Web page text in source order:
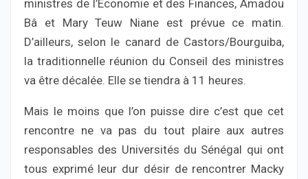
ministres de l’Economie et des Finances, Amadou
Bâ et Mary Teuw Niane est prévue ce matin.
D’ailleurs, selon le canard de Castors/Bourguiba,
la traditionnelle réunion du Conseil des ministres
va être décalée. Elle se tiendra à 11 heures.
Mais le moins que l’on puisse dire c’est que cet
rencontre ne va pas du tout plaire aux autres
responsables des Universités du Sénégal qui ont
tous exprimé leur dur désir de rencontrer Macky